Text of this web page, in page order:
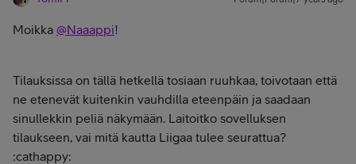
Moikka @Naaappi!
Tilauksissa on tällä hetkellä tosiaan ruuhkaa, toivotaan että
ne etenevät kuitenkin vauhdilla eteenpäin ja saadaan
sinullekkin peliä näkymään. Laitoitko sovelluksen
tilaukseen, vai mitä kautta Liigaa tulee seurattua?
:cathappy: